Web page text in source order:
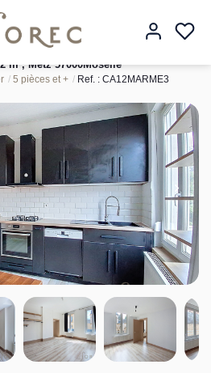
m², Metz 57000Moselle
5 pièces et + Ref. : CA12MARME3